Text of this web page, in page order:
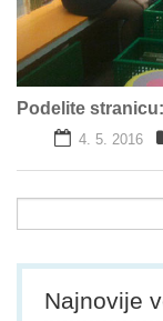
Podelite stranicu:
4. 5. 2016
Najnovije